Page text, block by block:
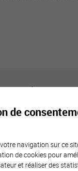
ville de Sierre
de
navigation sur ce
de cookies pour
et réaliser des